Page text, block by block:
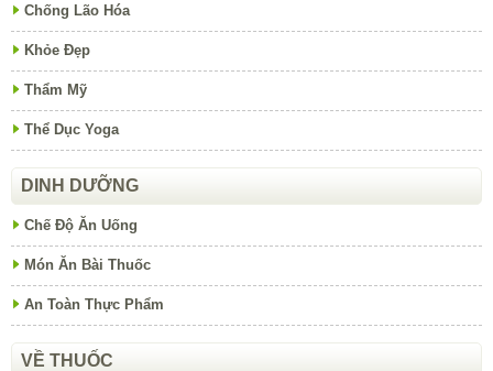
Chống Lão Hóa
Khỏe Đẹp
Thẩm Mỹ
Thể Dục Yoga
DINH DƯỠNG
Chế Độ Ăn Uống
Món Ăn Bài Thuốc
An Toàn Thực Phẩm
VỀ THUỐC